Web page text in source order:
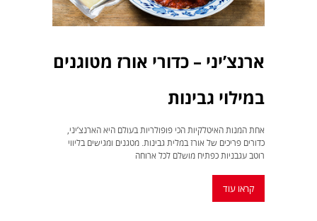
ארנצ’יני – כדורי אורז מטוגנים
במילוי גבינות
אחת המנות האיטלקיות הכי פופולריות בעולם היא הארנצ’יני,
כדורים פריכים של אורז במלית גבינות. מטגנים ומגישים בליווי
רוטב עגבניות כפתיח מושלם לכל ארוחה
קראו עוד